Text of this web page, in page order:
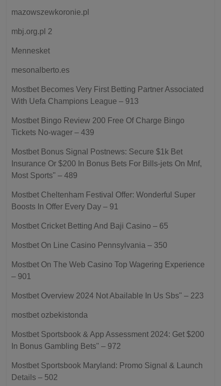
mazowszewkoronie.pl
mbj.org.pl 2
Mennesket
mesonalberto.es
Mostbet Becomes Very First Betting Partner Associated
With Uefa Champions League – 913
Mostbet Bingo Review 200 Free Of Charge Bingo
Tickets No-wager – 439
Mostbet Bonus Signal Postnews: Secure $1k Bet
Insurance Or $200 In Bonus Bets For Bills-jets On Mnf,
Most Sports" – 489
Mostbet Cheltenham Festival Offer: Wonderful Super
Boosts In Offer Every Day – 91
Mostbet Cricket Betting And Baji Casino – 65
Mostbet On Line Casino Pennsylvania – 350
Mostbet On The Web Casino Top Wagering Experience
– 901
Mostbet Overview 2024 Not Abailable In Us Sbs" – 223
mostbet ozbekistonda
Mostbet Sportsbook & App Assessment 2024: Get $200
In Bonus Gambling Bets" – 972
Mostbet Sportsbook Maryland: Promo Signal & Launch
Details – 502